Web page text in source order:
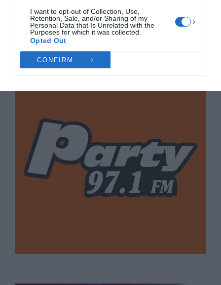
I want to opt-out of Collection, Use,
Retention, Sale, and/or Sharing of my
Personal Data that Is Unrelated with the
Purposes for which it was collected.
Opted Out
CONFIRM